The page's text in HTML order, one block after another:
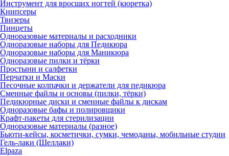
Инструмент для вросших ногтей (кюретка)
Книпсеры
Твизеры
Пинцеты
Одноразовые материалы и расходники
Одноразовые наборы для Педикюра
Одноразовые наборы для Маникюра
Одноразовые пилки и тёрки
Простыни и салфетки
Перчатки и Маски
Песочные колпачки и держатели для педикюра
Cменные файлы и основы (пилки, тёрки)
Педикюрные диски и сменные файлы к дискам
Одноразовые бафы и полировщики
Крафт-пакеты для стерилизации
Одноразовые материалы (разное)
Бьюти-кейсы, косметички, сумки, чемоданы, мобильные студии
Гель-лаки (Шеллаки)
Elpaza